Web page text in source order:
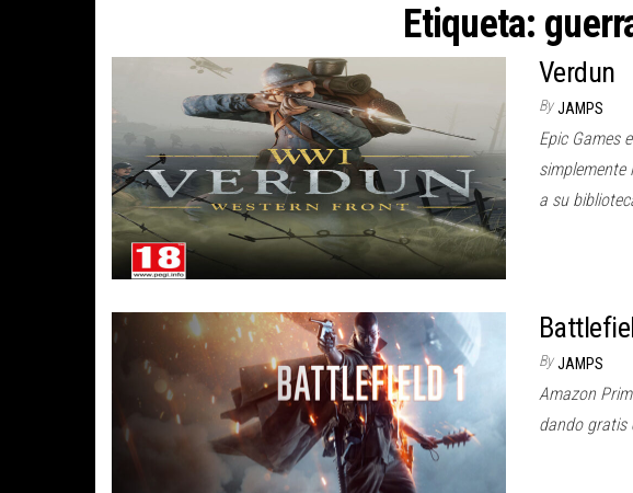
Etiqueta:
Verdun
By JAMPS
Epic Games
simplemente
a su
By JAMPS
Amazon
dando gratis